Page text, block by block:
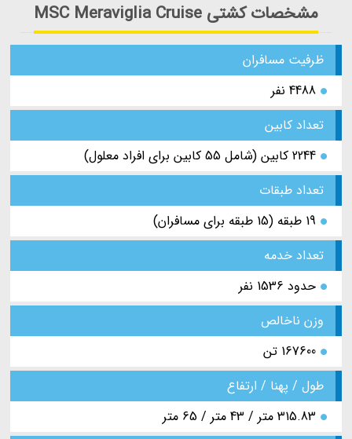
مشخصات کشتی MSC Meraviglia Cruise
ظرفیت مسافران
4488 نفر
تعداد کابین
2244 کابین (شامل 55 کابین برای افراد معلول)
تعداد طبقات
19 طبقه (15 طبقه برای مسافران)
تعداد خدمه
حدود 1536 نفر
وزن ناخالص
167600 تن
طول / پهنا / ارتفاع
315.83 متر / 43 متر / 65 متر